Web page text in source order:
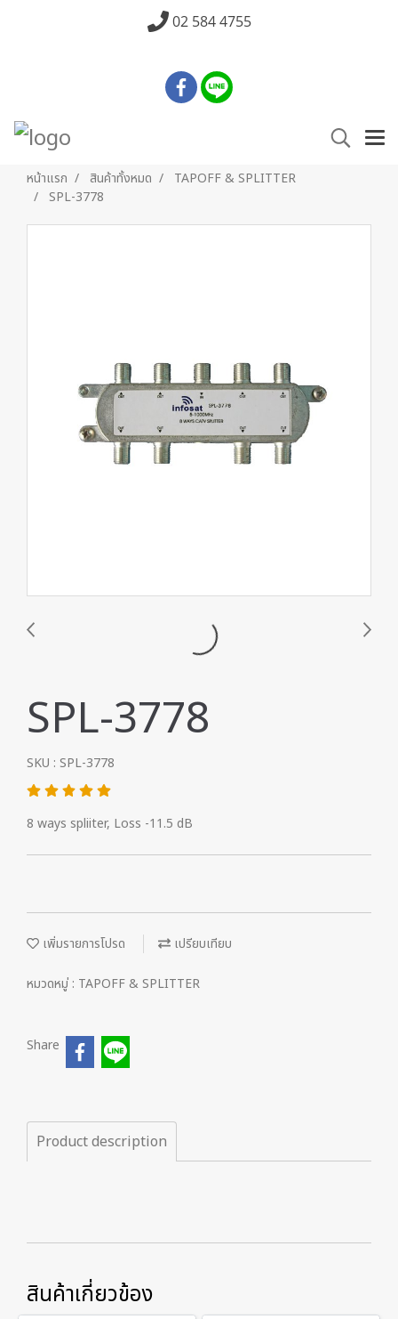
02 584 4755
หน้าแรก สินค้าทั้งหมด
TAPOFF & SPLITTER
SPL-3778
SPL-3778
SKU : SPL-3778
8 ways spliiter, Loss -11.5 dB
เพิ่มรายการโปรด เปรียบเทียบ
หมวดหมู่ : TAPOFF & SPLITTER
Share
Product description
สินค้าเกี่ยวข้อง